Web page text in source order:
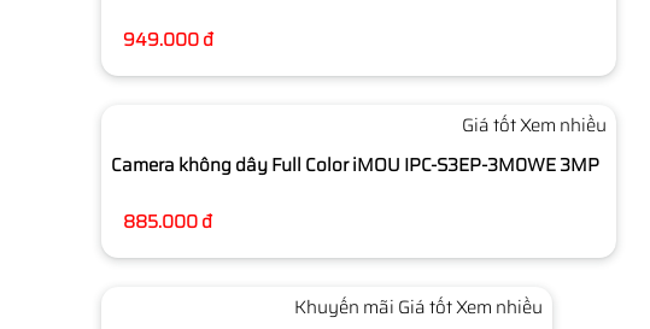
949.000 đ
Giá tốtXem nhiều
Camera không dây Full Color iMOU IPC-S3EP-3M0WE 3MP
885.000 đ
Khuyến mãi Giá tốtXem nhiều